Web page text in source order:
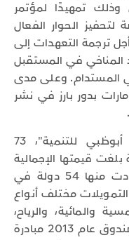
وذلك تمهيدًا لمؤتمر
منصة لتحفيز الحوار الفعال
ترجمة التعهدات إلى
المناخي في المستقبل
المستدام. وعلى مدى
بدور بارز في نشر
موّل "صندوق أبوظبي للتنمية"، 73
قيمتها الإجمالية
أكثر من 4.569 مليار درهم، استفادت منها 54 دولة في
مختلف أنواع
والمائية، والرياح،
والطاقة الحرارية وغيرها. وأطلق الصندوق عام 2013 مبادرة